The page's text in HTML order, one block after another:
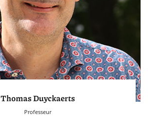
Thomas Duyckaerts
Professeur